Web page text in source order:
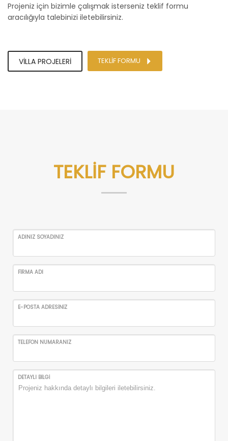
Projeniz için bizimle çalışmak isterseniz teklif formu
aracılığıyla talebinizi iletebilirsiniz.
VİLLA PROJELERİ TEKLİF FORMU
TEKLİF FORMU
ADINIZ SOYADINIZ
FİRMA ADI
E-POSTA ADRESİNİZ
TELEFON NUMARANIZ
DETAYLI BİLGİ